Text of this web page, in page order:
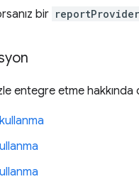
bir reportProvider
entegre etme hakkında